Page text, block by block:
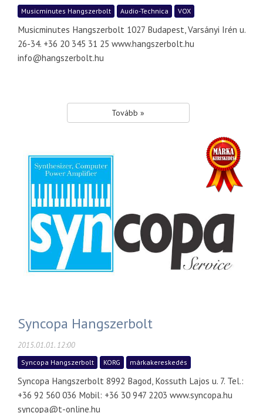
Musicminutes Hangszerbolt Audio-Technica VOX
Musicminutes Hangszerbolt 1027 Budapest, Varsányi Irén u.
26-34. +36 20 345 31 25 www.hangszerbolt.hu
info@hangszerbolt.hu
Tovább »
Syncopa Hangszerbolt
2015.01.01. 12:00
Syncopa Hangszerbolt KORG márkakereskedés
Syncopa Hangszerbolt 8992 Bagod, Kossuth Lajos u. 7. Tel.:
+36 92 560 036 Mobil: +36 30 947 2203 www.syncopa.hu
syncopa@t-online.hu